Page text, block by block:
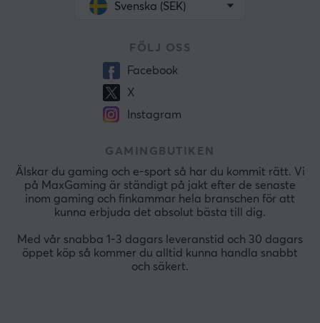
Svenska (SEK)
FÖLJ OSS
Facebook
X
Instagram
GAMINGBUTIKEN
Älskar du gaming och e-sport så har du kommit rätt. Vi
på MaxGaming är ständigt på jakt efter de senaste
inom gaming och finkammar hela branschen för att
kunna erbjuda det absolut bästa till dig.
Med vår snabba 1-3 dagars leveranstid och 30 dagars
öppet köp så kommer du alltid kunna handla snabbt
och säkert.